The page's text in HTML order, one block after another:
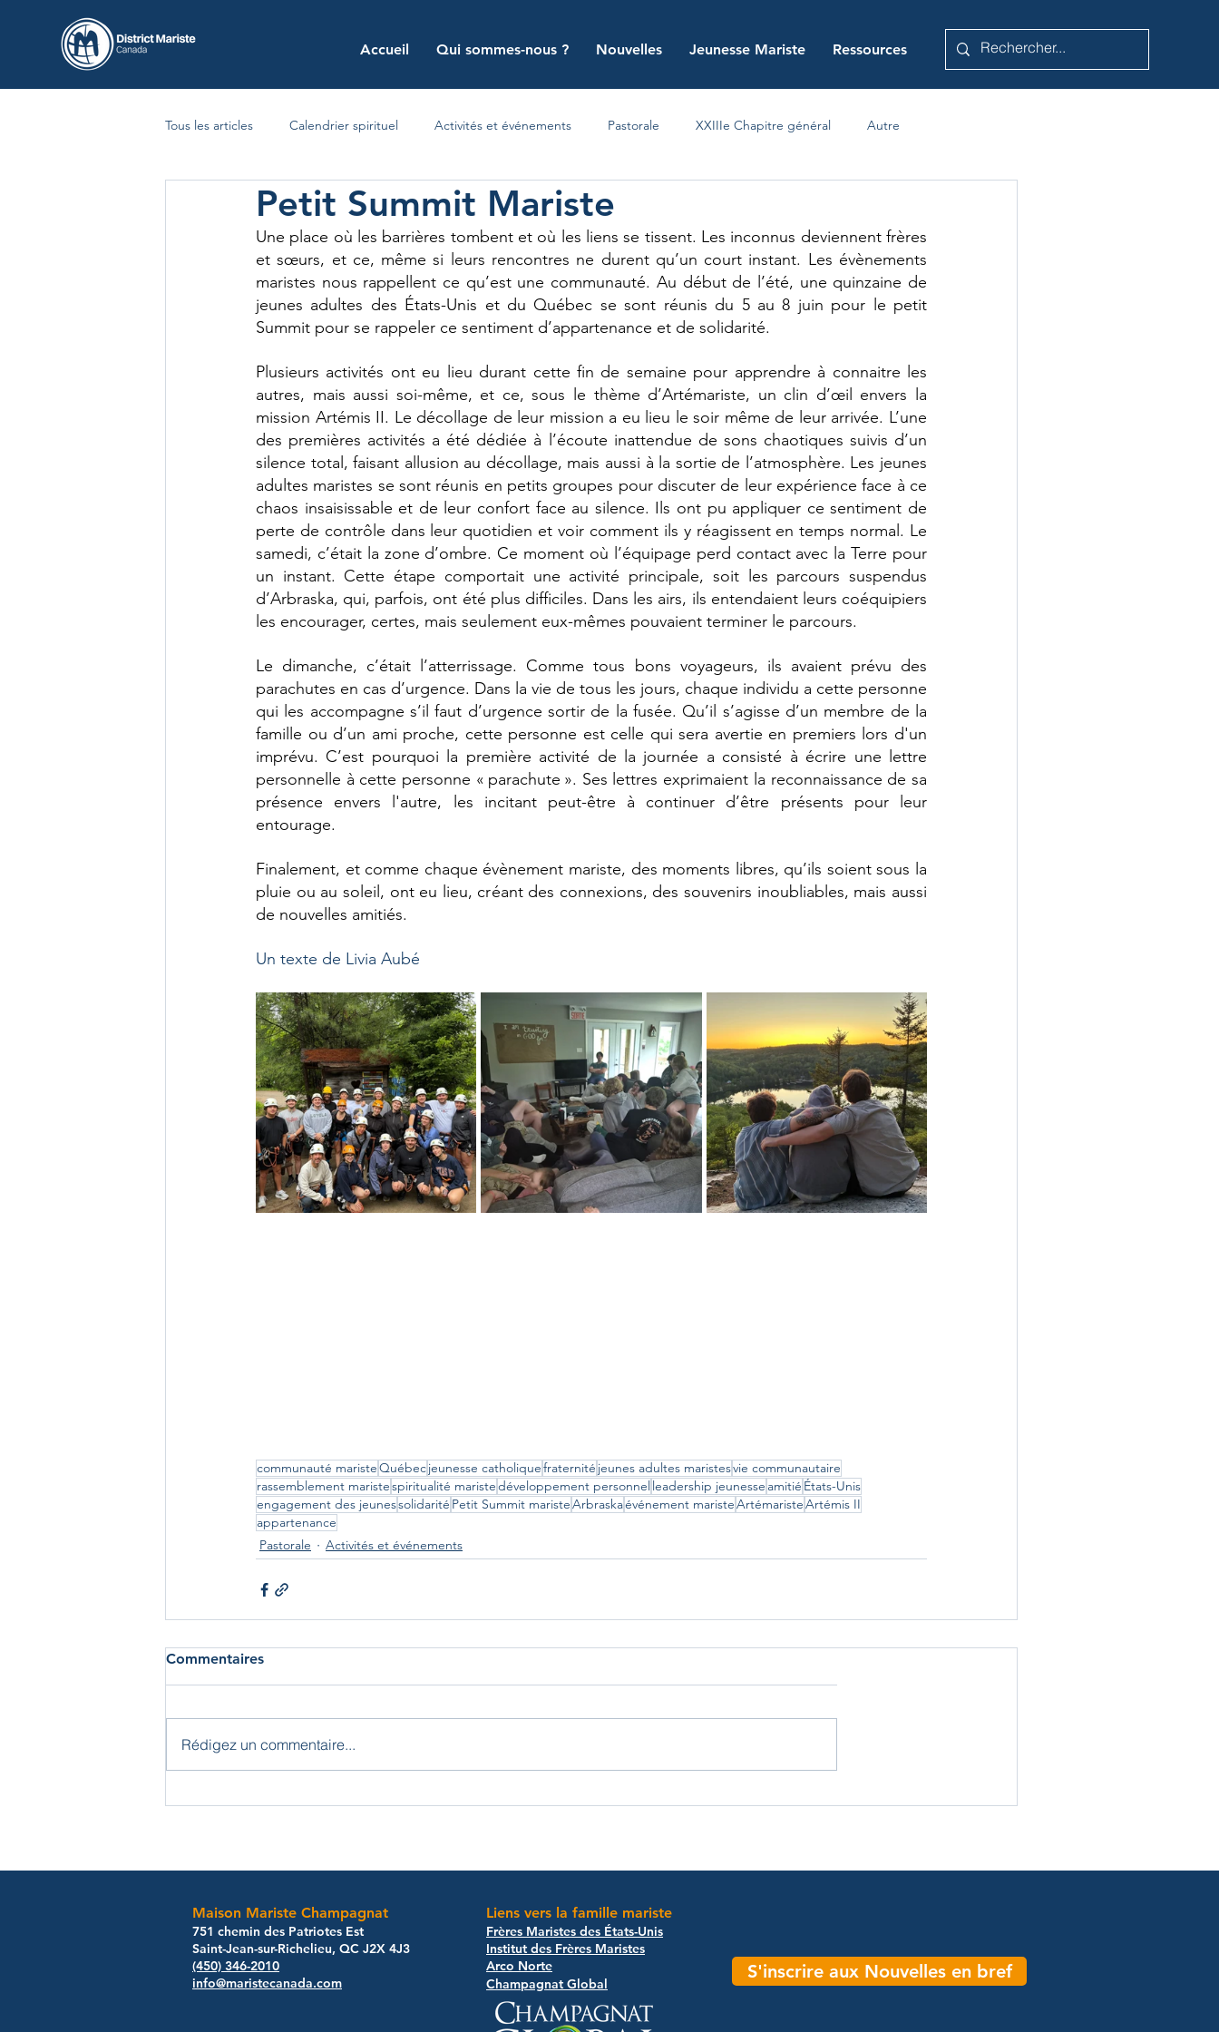
Accueil Qui sommes-nous ? Nouvelles Jeunesse Mariste Ressources
Tous les articles Calendrier spirituel Activités et événements Pastorale XXIIIe Chapitre général Autre
Petit Summit Mariste
Une place où les barrières tombent et où les liens se tissent. Les inconnus deviennent frères
et sœurs, et ce, même si leurs rencontres ne durent qu’un court instant. Les évènements
maristes nous rappellent ce qu’est une communauté. Au début de l’été, une quinzaine de
jeunes adultes des États-Unis et du Québec se sont réunis du 5 au 8 juin pour le petit
Summit pour se rappeler ce sentiment d’appartenance et de solidarité.
Plusieurs activités ont eu lieu durant cette fin de semaine pour apprendre à connaitre les
autres, mais aussi soi-même, et ce, sous le thème d’Artémariste, un clin d’œil envers la
mission Artémis II. Le décollage de leur mission a eu lieu le soir même de leur arrivée. L’une
des premières activités a été dédiée à l’écoute inattendue de sons chaotiques suivis d’un
silence total, faisant allusion au décollage, mais aussi à la sortie de l’atmosphère. Les jeunes
adultes maristes se sont réunis en petits groupes pour discuter de leur expérience face à ce
chaos insaisissable et de leur confort face au silence. Ils ont pu appliquer ce sentiment de
perte de contrôle dans leur quotidien et voir comment ils y réagissent en temps normal. Le
samedi, c’était la zone d’ombre. Ce moment où l’équipage perd contact avec la Terre pour
un instant. Cette étape comportait une activité principale, soit les parcours suspendus
d’Arbraska, qui, parfois, ont été plus difficiles. Dans les airs, ils entendaient leurs coéquipiers
les encourager, certes, mais seulement eux-mêmes pouvaient terminer le parcours.
Le dimanche, c’était l’atterrissage. Comme tous bons voyageurs, ils avaient prévu des
parachutes en cas d’urgence. Dans la vie de tous les jours, chaque individu a cette personne
qui les accompagne s’il faut d’urgence sortir de la fusée. Qu’il s’agisse d’un membre de la
famille ou d’un ami proche, cette personne est celle qui sera avertie en premiers lors d'un
imprévu. C’est pourquoi la première activité de la journée a consisté à écrire une lettre
personnelle à cette personne « parachute ». Ses lettres exprimaient la reconnaissance de sa
présence envers l'autre, les incitant peut-être à continuer d’être présents pour leur
entourage.
Finalement, et comme chaque évènement mariste, des moments libres, qu’ils soient sous la
pluie ou au soleil, ont eu lieu, créant des connexions, des souvenirs inoubliables, mais aussi
de nouvelles amitiés.
Un texte de Livia Aubé
communauté maristeQuébecjeunesse catholiquefraternité jeunes adultes maristesvie communautaire
rassemblement maristespiritualité maristedéveloppement personnel leadership jeunesse amitié États-Unis
engagement des jeunessolidarité Petit Summit maristeArbraskaévénement maristeArtémaristeArtémis II
appartenance
Pastorale
Activités et événements
Commentaires
Rédigez un commentaire...
Maison Mariste Champagnat
​751 chemin des Patriotes Est
Saint-Jean-sur-Richelieu, QC J2X 4J3
(450) 346-2010
info@maristecanada.com
Liens vers la famille mariste
Frères Maristes des États-Unis
Institut des Frères Maristes
Arco Norte​
Champagnat Global
S'inscrire aux Nouvelles en bref